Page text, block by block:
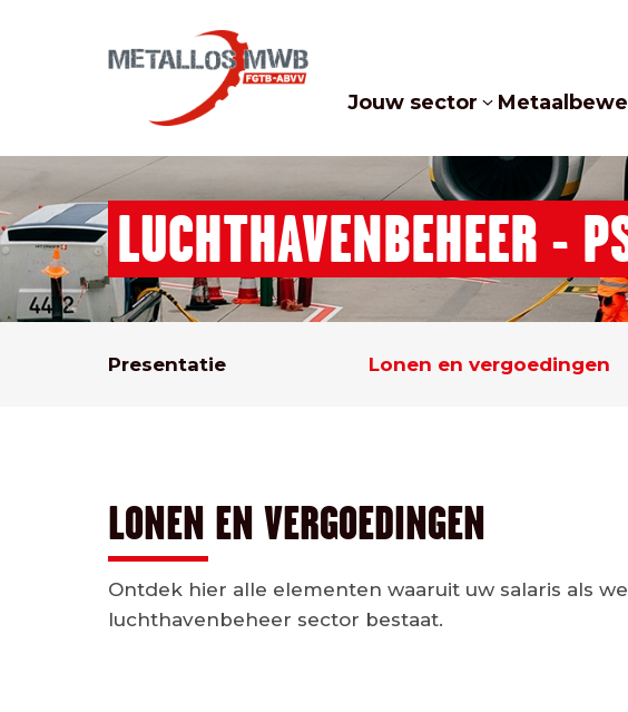
Jouw sector
LUCHTHAVENBEHEER -
Presentatie Lonen en vergoedingen
LONEN EN VERGOEDINGEN
Ontdek hier alle elementen waaruit uw salaris als
luchthavenbeheer sector bestaat.